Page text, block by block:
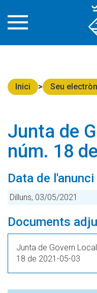
Inici Seu
Junta de
núm. 18
Data de l'anunci
Dilluns, 03/05/2021
Documents
Junta de Govern
18 de 2021-05-03